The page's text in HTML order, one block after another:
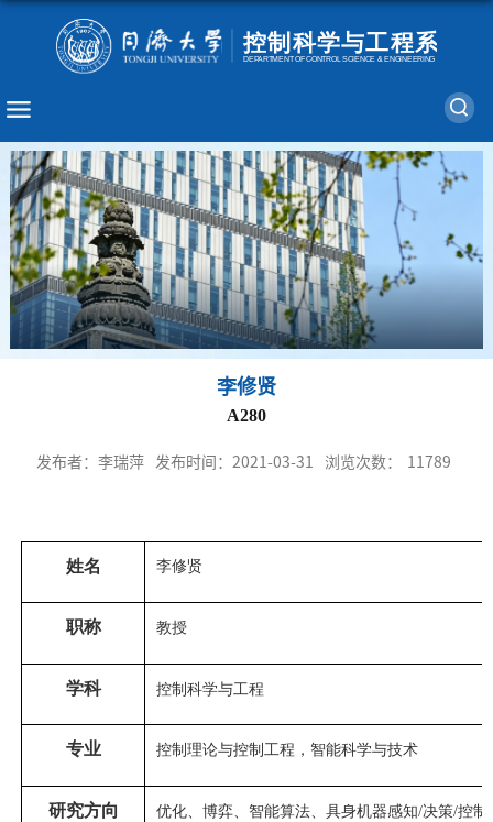
李修贤
A280
发布者：李瑞萍 发布时间：2021-03-31 浏览次数： 11789
姓名 李修贤
职称 教授
学科 控制科学与工程
专业 控制理论与控制工程，智能科学与技术
研究方向 优化、博弈、智能算法、具身机器感知/决策/控制